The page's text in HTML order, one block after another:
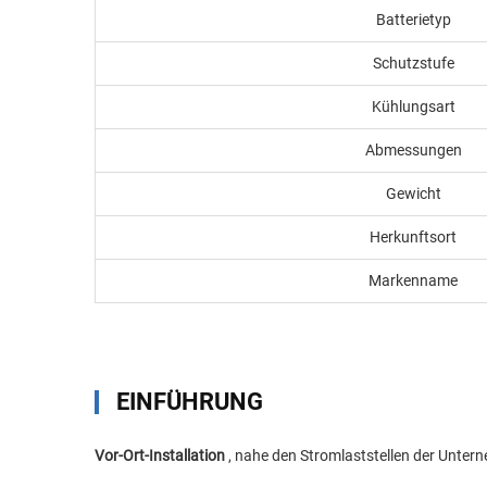
Batterietyp
Schutzstufe
Kühlungsart
Abmessungen
Gewicht
Herkunftsort
Markenname
EINFÜHRUNG
Vor-Ort-Installation , nahe den Stromlaststellen der